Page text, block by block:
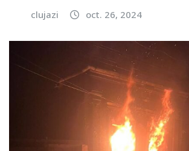
clujazi oct. 26, 2024